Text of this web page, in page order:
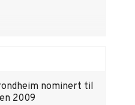
nominert til
2009